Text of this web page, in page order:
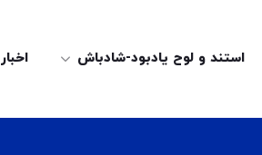
استند و لوح یادبود-شادباش اخبار